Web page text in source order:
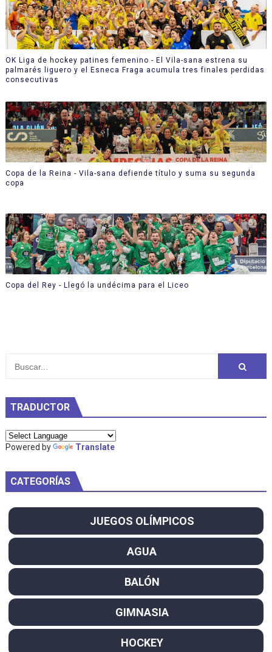
OK Liga de hockey patines femenino - El Vila-sana estrena su
palmarés liguero y el Esneca Fraga acumula tres finales perdidas
consecutivas
Copa de la Reina - Vila-sana defiende título y suma su segunda
copa
Copa del Rey - Llegó la undécima para el Liceo
TRADUCTOR
Powered by Translate
CATEGORÍAS
JUEGOS OLÍMPICOS
AGUA
BALÓN
GIMNASIA
HOCKEY